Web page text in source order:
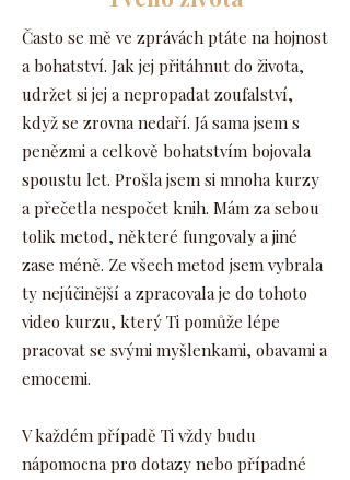
Často se mě ve zprávách ptáte na hojnost
a bohatství. Jak jej přitáhnut do života,
udržet si jej a nepropadat zoufalství,
když se zrovna nedaří. Já sama jsem s
penězmi a celkově bohatstvím bojovala
spoustu let. Prošla jsem si mnoha kurzy
a přečetla nespočet knih. Mám za sebou
tolik metod, některé fungovaly a jiné
zase méně. Ze všech metod jsem vybrala
ty nejúčinější a zpracovala je do tohoto
video kurzu, který Ti pomůže lépe
pracovat se svými myšlenkami, obavami a
emocemi.
V každém případě Ti vždy budu
nápomocna pro dotazy nebo případné